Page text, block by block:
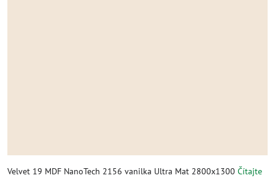
Velvet 19 MDF NanoTech 2156 vanilka Ultra Mat 2800x1300 Čítajte